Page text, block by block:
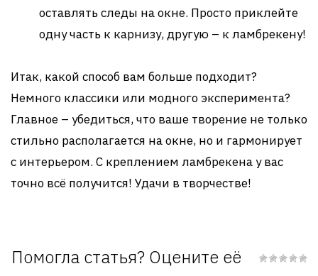
оставлять следы на окне. Просто приклейте
одну часть к карнизу, другую – к ламбрекену!
Итак, какой способ вам больше подходит?
Немного классики или модного эксперимента?
Главное – убедиться, что ваше творение не только
стильно располагается на окне, но и гармонирует
с интерьером. С креплением ламбрекена у вас
точно всё получится! Удачи в творчестве!
Помогла статья? Оцените её